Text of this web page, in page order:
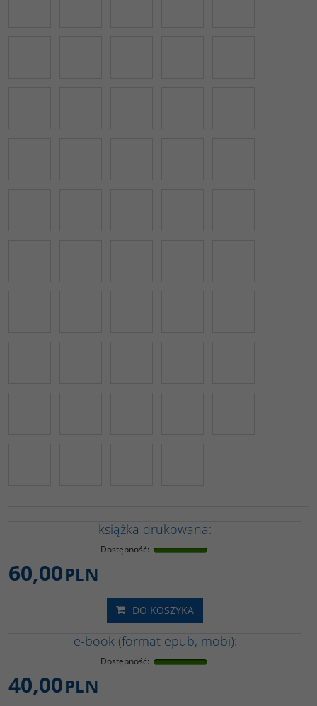
książka drukowana:
Dostępność:
60,00PLN
DO KOSZYKA
e-book (format epub, mobi):
Dostępność:
40,00PLN